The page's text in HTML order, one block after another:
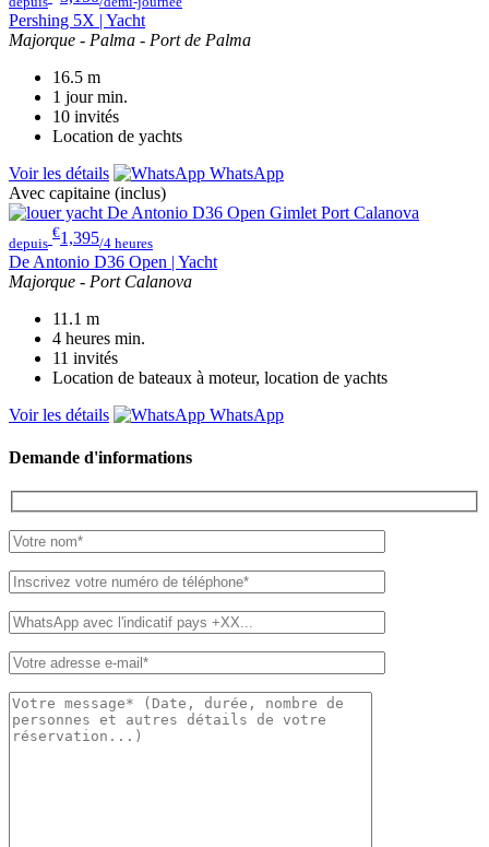
Pershing 5X | Yacht
Majorque - Palma - Port de Palma
16.5 m
1 jour min.
10 invités
Location de yachts
Voir les détails
WhatsApp
Avec capitaine (inclus)
depuis
€1,395/4 heures
De Antonio D36 Open | Yacht
Majorque - Port Calanova
11.1 m
4 heures min.
11 invités
Location de bateaux à moteur, location de yachts
Voir les détails
WhatsApp
Demande d'informations